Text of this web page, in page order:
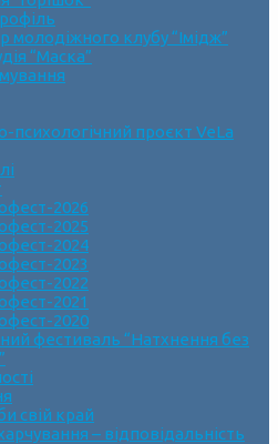
молодіжного клубу “Імідж”
“Маска”
психологічний проєкт VeLa
2026
2025
2024
2023
2022
2021
2020
фестиваль “Натхнення без
свій край
– відповідальність